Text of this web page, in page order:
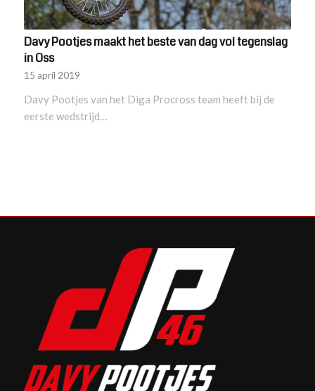
Davy Pootjes maakt het beste van dag vol tegenslag
in Oss
15 april 2019
Davy Pootjes van het Diga Procross team heeft bij de
eerste wedstrijd…